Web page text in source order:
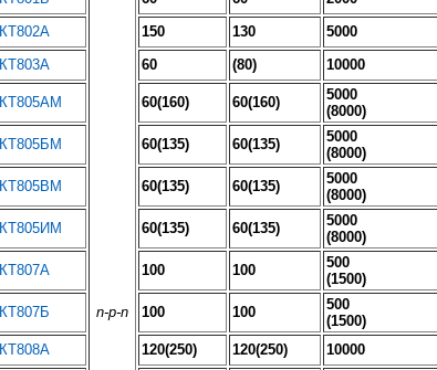
n-p-n
КТ802А
150 130 5000
КТ803А
60 (80) 10000
КТ805АМ 60(160) 60(160)
5000
(8000)
КТ805БМ 60(135) 60(135)
5000
(8000)
КТ805ВМ 60(135) 60(135)
5000
(8000)
КТ805ИМ 60(135) 60(135)
5000
(8000)
КТ807А 100 100
500
(1500)
КТ807Б 100 100
500
(1500)
КТ808А 120(250) 120(250) 10000